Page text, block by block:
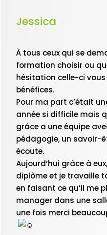
Jessica
À tous ceux qui se
formation choisir ou
hésitation celle-ci
bénéfices.
Pour ma part c’était
année si difficile mais
grâce a une équipe
pédagogie, un savoir-
écoute.
Aujourd’hui grâce à
diplôme et je travaille
en faisant ce qu’il me
manager dans une
une fois merci